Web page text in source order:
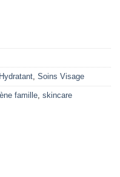
, Soins Visage
famille, skincare